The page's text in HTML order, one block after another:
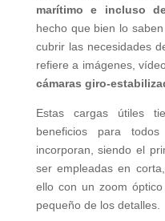
marítimo e incluso
hecho que bien lo
cubrir las necesidades
refiere a imágenes,
cámaras giro-
Estas cargas útiles
beneficios para
incorporan, siendo el
ser empleadas en
ello con un zoom
pequeño de los detalles.